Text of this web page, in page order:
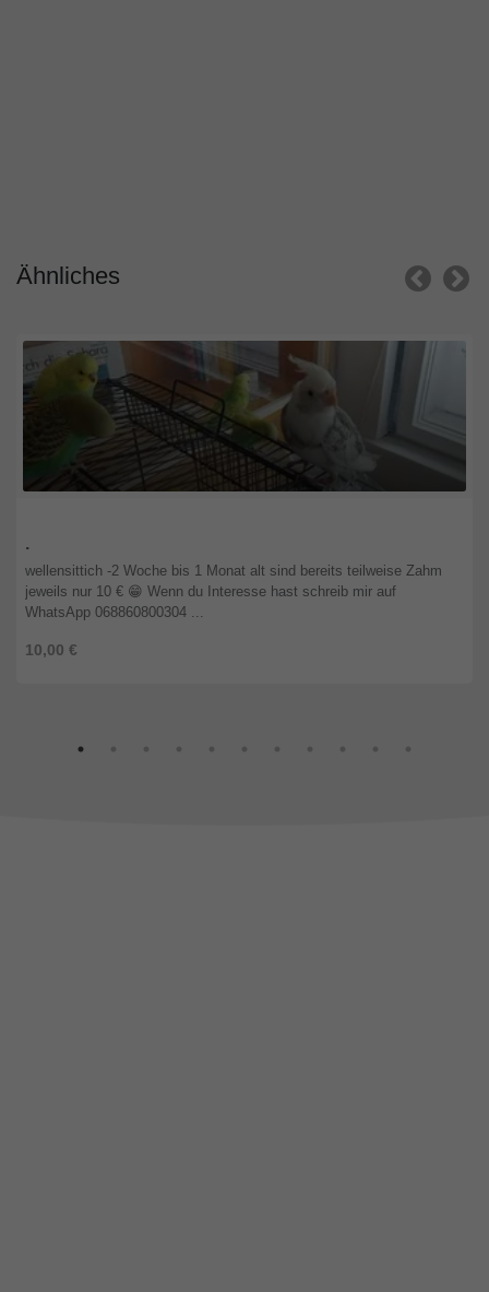
Ähnliches
.
10,00 €
wellensittich -2 Woche bis 1 Monat alt sind bereits teilweise Zahm
jeweils nur 10 € 😁 Wenn du Interesse hast schreib mir auf
WhatsApp 068860800304 ...